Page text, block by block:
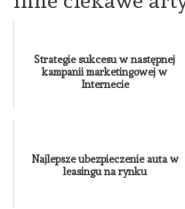
Strategie sukcesu w następnej
kampanii marketingowej w
Internecie
Najlepsze ubezpieczenie auta w
leasingu na rynku